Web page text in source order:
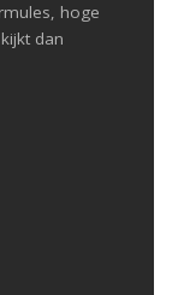
hoge
dan